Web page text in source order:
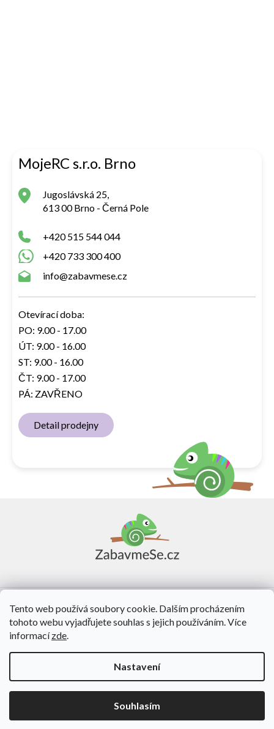
Tento web používá soubory cookie. Dalším procházením
tohoto webu vyjadřujete souhlas s jejich používáním. Více
informacízde.
Nastavení
Souhlasím
MojeRC s.r.o. Brno
Jugoslávská 25,
613 00 Brno - Černá Pole
+420 515 544 044
+420 733 300 400
info@zabavmese.cz
Otevírací doba:
PO: 9.00 - 17.00
ÚT: 9.00 - 16.00
ST: 9.00 - 16.00
ČT: 9.00 - 17.00
PÁ: ZAVŘENO
Detail prodejny
O nás
Vytvořil Shoptet